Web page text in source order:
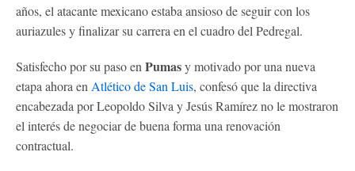
años, el atacante mexicano estaba ansioso de seguir con los
auriazules y finalizar su carrera en el cuadro del Pedregal.
Satisfecho por su paso en Pumasy motivado por una nueva
etapa ahora en Atlético de San Luis, confesó que la directiva
encabezada por Leopoldo Silva y Jesús Ramírez no le mostraron
el interés de negociar de buena forma una renovación
contractual.